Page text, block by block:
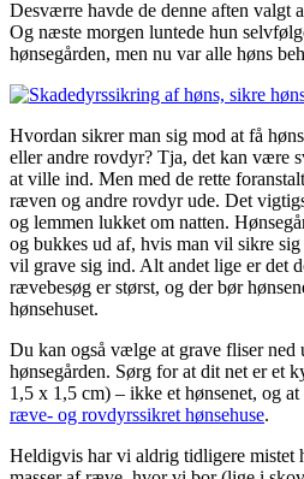
Desværre havde de denne aften valgt
Og næste morgen luntede hun
hønsegården, men nu var alle høns
Hvordan sikrer man sig mod at få
eller andre rovdyr? Tja, det kan være
at ville ind. Men med de rette
ræven og andre rovdyr ude. Det
og lemmen lukket om natten.
og bukkes ud af, hvis man vil sikre
vil grave sig ind. Alt andet lige er det
rævebesøg er størst, og der bør
hønsehuset.
Du kan også vælge at grave fliser ned
hønsegården. Sørg for at dit net er et
1,5 x 1,5 cm) – ikke et hønsenet, og at
ræve- og rovdyrssikret hønsehuse.
Heldigvis har vi aldrig tidligere mistet